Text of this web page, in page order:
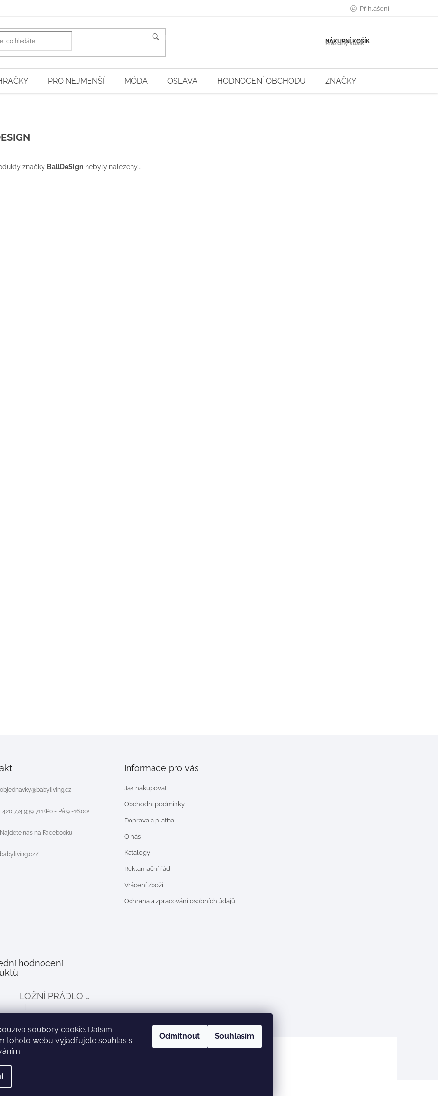
soubory cookie. Dalším
tohoto webu vyjadřujete souhlas s
Odmítnout Souhlasím
Přihlášení
HLEDAT NÁKUPNÍ KOŠÍK
Prázdný košík
PRO NEJMENŠÍ MÓDA OSLAVA HODNOCENÍ OBCHODU ZNAČKY
značky BallDeSign nebyly nalezeny...
objednavky@babyliving.cz
+420 774 939 711 (Po - Pá 9 -16.00)
Najdete nás na Facebooku
babyliving.cz/
Informace pro vás
Jak nakupovat
Obchodní podmínky
Doprava a platba
O nás
Katalogy
Reklamační řád
Vrácení zboží
Ochrana a zpracování osobních údajů
hodnocení
LOŽNÍ PRÁDLO DO POSTÝLKY PRO PANENKY BALLOON - šedé
Hodnocení produktu je 4 z 5 hvězdiček.
|